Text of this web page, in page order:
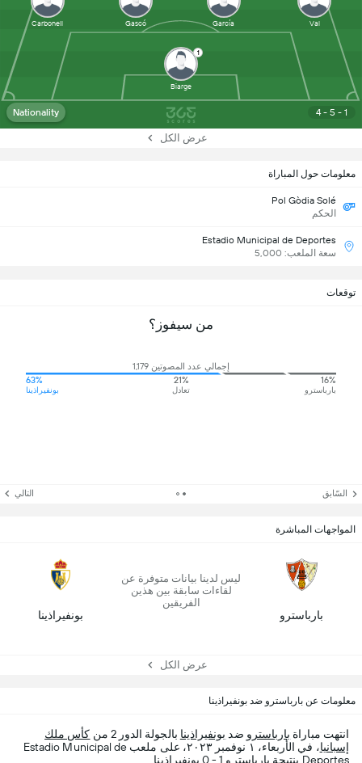
4 - 5 - 1
Nationality
1
Biarge
Carbonell Gascó García Val
عرض الكل
معلومات حول المباراة
Pol Gòdia Solé
الحكم
Estadio Municipal de Deportes
سعة الملعب: 5,000
توقعات
من سيفوز؟
إجمالي عدد المصوتين 1,179
16%
بارباسترو
21%
تعادل
63%
بونفيراذينا
السّابق التالي
المواجهات المباشرة
بارباسترو
ليس لدينا بيانات متوفرة عن
لقاءات سابقة بين هذين
الفريقين
بونفيراذينا
عرض الكل
معلومات عن بارباسترو ضد بونفيراذينا
انتهت مباراة بارباسترو ضد بونفيراذينا بالجولة الدور 2 من
كأس ملك
إسبانيا
، في الأربعاء، ١ نوفمبر ٢٠٢٣، على ملعب Estadio Municipal de
Deportes بنتيجة بارباسترو 1 - 0 بونفيراذينا.